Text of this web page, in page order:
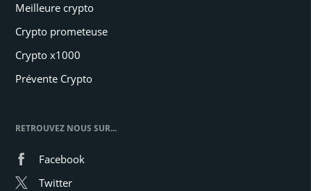
Meilleure crypto
Crypto prometeuse
Crypto x1000
Prévente Crypto
RETROUVEZ NOUS SUR...
Facebook
Twitter